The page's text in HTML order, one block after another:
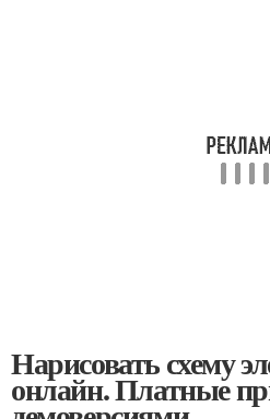
Нарисовать схему
онлайн. Платные